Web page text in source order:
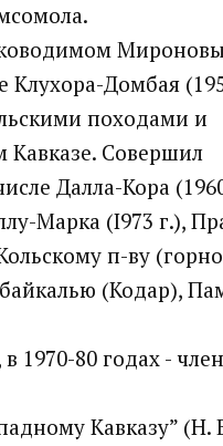
Домбая
походами и
Совершил
Далла-Кора
Марка (I973 г.),
п-ву
(Кодар),
1970-80 годах -
Кавказу” (Н.